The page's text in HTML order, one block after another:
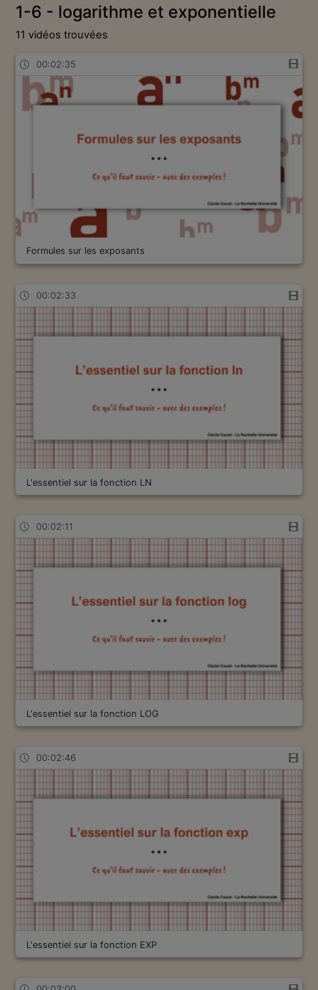
1-6 - logarithme et exponentielle
11 vidéos trouvées
00:02:35
Formules sur les exposants
00:02:33
L'essentiel sur la fonction LN
00:02:11
L'essentiel sur la fonction LOG
00:02:46
L'essentiel sur la fonction EXP